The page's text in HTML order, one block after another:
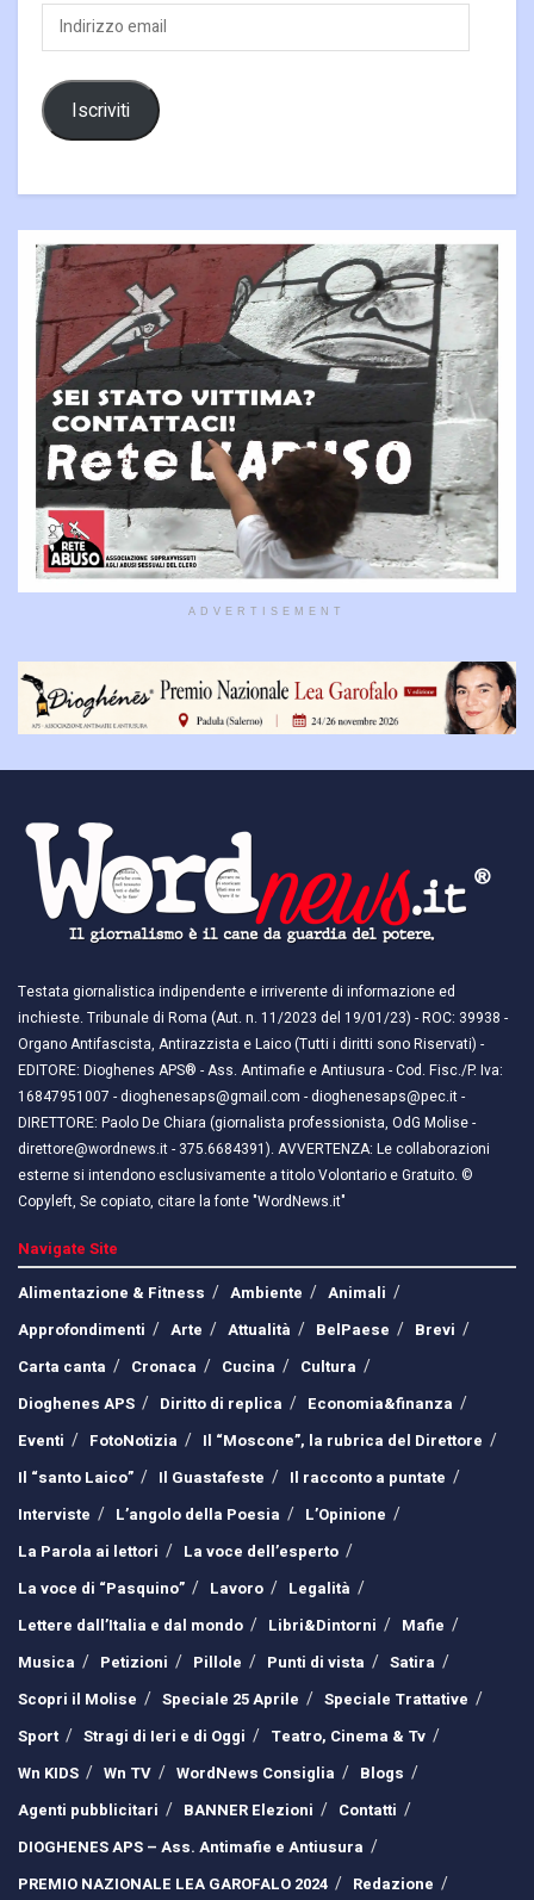
Indirizzo
email
Iscriviti
ADVERTISEMENT
Testata giornalistica indipendente e irriverente di informazione ed
inchieste. Tribunale di Roma (Aut. n. 11/2023 del 19/01/23) - ROC: 39938 -
Organo Antifascista, Antirazzista e Laico (Tutti i diritti sono Riservati) -
EDITORE: Dioghenes APS® - Ass. Antimafie e Antiusura - Cod. Fisc./P. Iva:
16847951007 - dioghenesaps@gmail.com - dioghenesaps@pec.it - ​​
DIRETTORE: Paolo De Chiara (giornalista professionista, OdG Molise -
direttore@wordnews.it - ​​375.6684391). AVVERTENZA: Le collaborazioni
esterne si intendono esclusivamente a titolo Volontario e Gratuito. ©
Copyleft, Se copiato, citare la fonte "WordNews.it"
Navigate Site
Alimentazione & Fitness
Ambiente
Animali
Approfondimenti
Arte Attualità BelPaese
Brevi
Carta canta
Cronaca Cucina
Cultura
Dioghenes APS
Diritto di replica
Economia&finanza
Eventi
FotoNotizia
Il “Moscone”, la rubrica del Direttore
Il “santo Laico”
Il Guastafeste
Il racconto a puntate
Interviste
L’angolo della Poesia
L’Opinione
La Parola ai lettori
La voce dell’esperto
La voce di “Pasquino”
Lavoro
Legalità
Lettere dall’Italia e dal mondo
Libri&Dintorni
Mafie
Musica
Petizioni Pillole Punti di vista
Satira
Scopri il Molise
Speciale 25 Aprile
Speciale Trattative
Sport
Stragi di Ieri e di Oggi
Teatro, Cinema & Tv
Wn KIDS
Wn TV WordNews Consiglia
Blogs
Agenti pubblicitari
BANNER Elezioni
Contatti
DIOGHENES APS – Ass. Antimafie e Antiusura
PREMIO NAZIONALE LEA GAROFALO 2024
Redazione